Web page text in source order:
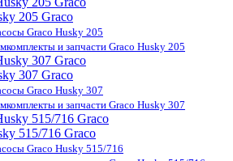
205 Graco
Graco Husky 205
и запчасти Graco Husky 205
307 Graco
Graco Husky 307
и запчасти Graco Husky 307
515/716 Graco
Graco Husky 515/716